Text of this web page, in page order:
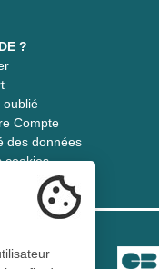
?
oublié
Compte
des données
cookies